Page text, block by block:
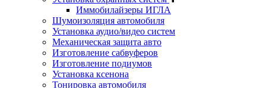
Иммобилайзеры ИГЛА
Шумоизоляция автомобиля
Установка аудио/видео систем
Механическая защита авто
Изготовление сабвуферов
Изготовление подиумов
Установка ксенона
Тонировка автомобиля